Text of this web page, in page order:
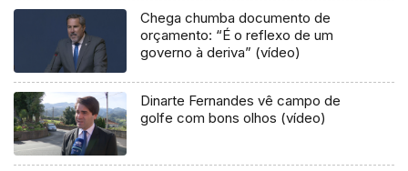
Chega chumba documento de
orçamento: “É o reflexo de um
governo à deriva” (vídeo)
Dinarte Fernandes vê campo de
golfe com bons olhos (vídeo)